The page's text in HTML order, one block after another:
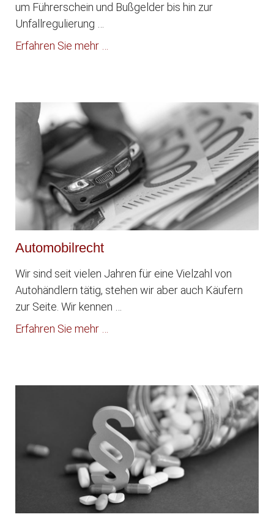
um Führerschein und Bußgelder bis hin zur
Unfallregulierung …
Erfahren Sie mehr …
Automobilrecht
Wir sind seit vielen Jahren für eine Vielzahl von
Autohändlern tätig, stehen wir aber auch Käufern
zur Seite. Wir kennen …
Erfahren Sie mehr …